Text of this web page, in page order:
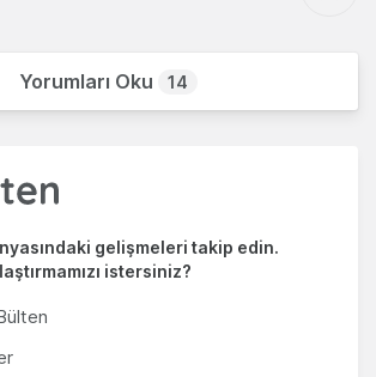
Yorumları Oku 14
gelişmeleri takip edin.
istersiniz?